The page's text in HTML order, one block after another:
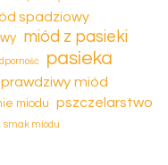
spadziowy
miód z pasieki
pasieka
prawdziwy miód
miodu pszczelarstwo
smak miodu